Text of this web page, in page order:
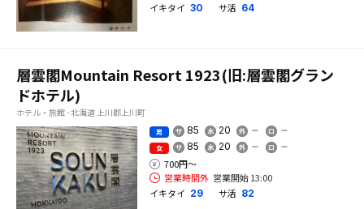
イキタイ 30 サ活 64
層雲閣Mountain Resort 1923(旧:層雲閣グラン
ドホテル)
ホテル・旅館 - 北海道 上川郡上川町
男 85 20
女 85 20
700円〜
営業時間外 営業開始 13:00
イキタイ 29 サ活 82